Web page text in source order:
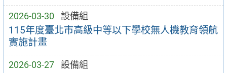
2026-03-30 設備組
115年度臺北市高級中等以下學校無人機教育領航
實施計畫
2026-03-27 設備組